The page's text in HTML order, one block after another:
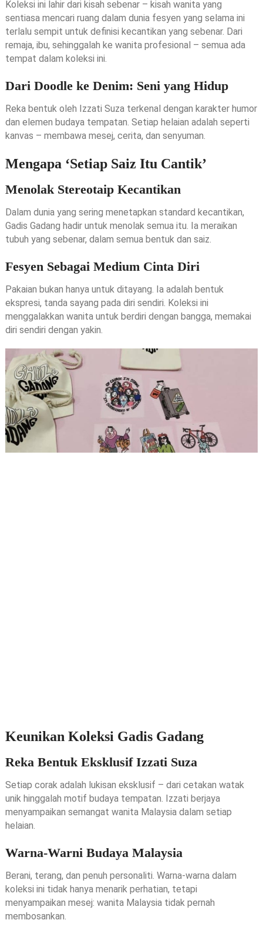
Koleksi ini lahir dari kisah sebenar – kisah wanita yang
sentiasa mencari ruang dalam dunia fesyen yang selama ini
terlalu sempit untuk definisi kecantikan yang sebenar. Dari
remaja, ibu, sehinggalah ke wanita profesional – semua ada
tempat dalam koleksi ini.
Dari Doodle ke Denim: Seni yang Hidup
Reka bentuk oleh Izzati Suza terkenal dengan karakter humor
dan elemen budaya tempatan. Setiap helaian adalah seperti
kanvas – membawa mesej, cerita, dan senyuman.
Mengapa ‘Setiap Saiz Itu Cantik’
Menolak Stereotaip Kecantikan
Dalam dunia yang sering menetapkan standard kecantikan,
Gadis Gadang hadir untuk menolak semua itu. Ia meraikan
tubuh yang sebenar, dalam semua bentuk dan saiz.
Fesyen Sebagai Medium Cinta Diri
Pakaian bukan hanya untuk ditayang. Ia adalah bentuk
ekspresi, tanda sayang pada diri sendiri. Koleksi ini
menggalakkan wanita untuk berdiri dengan bangga, memakai
diri sendiri dengan yakin.
Keunikan Koleksi Gadis Gadang
Reka Bentuk Eksklusif Izzati Suza
Setiap corak adalah lukisan eksklusif – dari cetakan watak
unik hinggalah motif budaya tempatan. Izzati berjaya
menyampaikan semangat wanita Malaysia dalam setiap
helaian.
Warna-Warni Budaya Malaysia
Berani, terang, dan penuh personaliti. Warna-warna dalam
koleksi ini tidak hanya menarik perhatian, tetapi
menyampaikan mesej: wanita Malaysia tidak pernah
membosankan.